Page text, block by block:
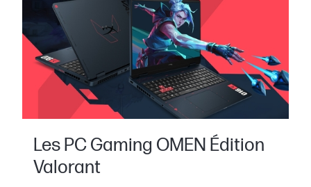
Les PC Gaming OMEN Édition
Valorant